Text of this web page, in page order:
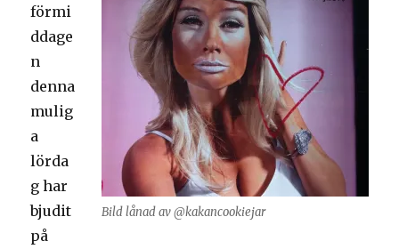
Bild lånad av @kakancookiejar
förmi
ddage
n
denna
mulig
a
lörda
g har
bjudit
på